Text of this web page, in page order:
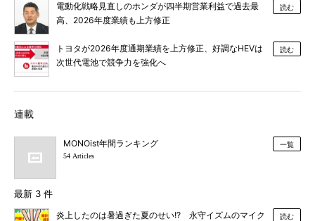
電動化戦略見直しのホンダが四半期営業利益で過去最
高、2026年度業績も上方修正
読む
トヨタが2026年度通期業績を上方修正、好調なHEVは
次世代電池で競争力を強化へ
読む
連載
MONOist年間ランキング
54 Articles
一覧
最新 3 件
炎上したのは暑過ぎた夏のせい!? 永守イズムのマイク
読む